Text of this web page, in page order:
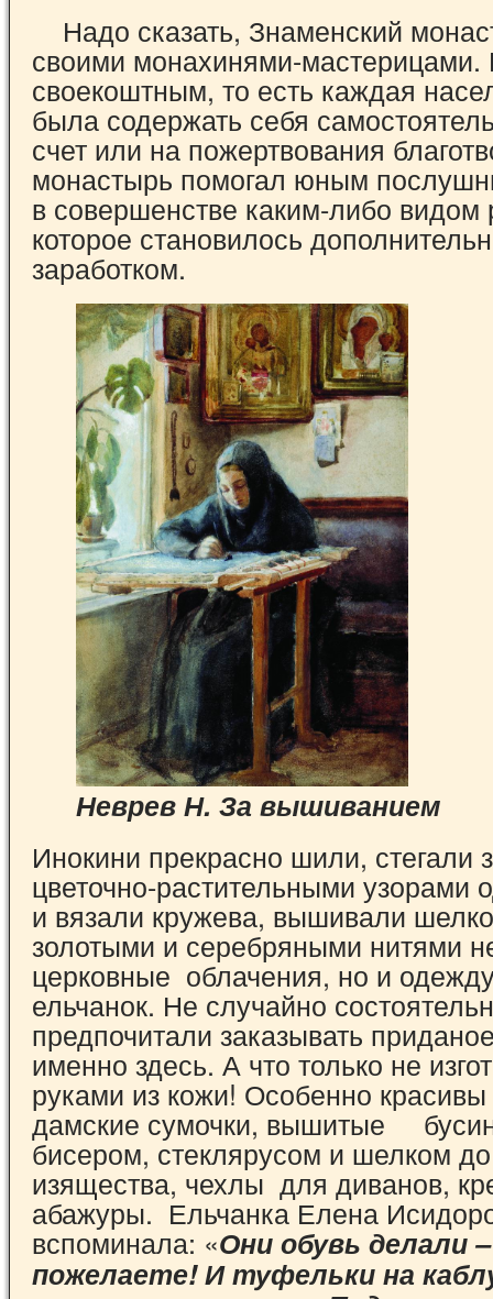
Надо сказать, Знаменский
своими монахинями-мастерицами.
своекоштным, то есть каждая
была содержать себя
счет или на пожертвования
монастырь помогал юным
в совершенстве каким-либо видом
которое становилось
заработком.
Неврев Н. За вышиванием
Инокини прекрасно шили, стегали
цветочно-растительными узорами
и вязали кружева, вышивали
золотыми и серебряными нитями
церковные облачения, но и
ельчанок. Не случайно
предпочитали заказывать
именно здесь. А что только не
руками из кожи! Особенно
дамские сумочки, вышитые
бисером, стеклярусом и шелком
изящества, чехлы для диванов,
абажуры. Ельчанка Елена
вспоминала: «Они обувь делали
пожелаете! И туфельки на